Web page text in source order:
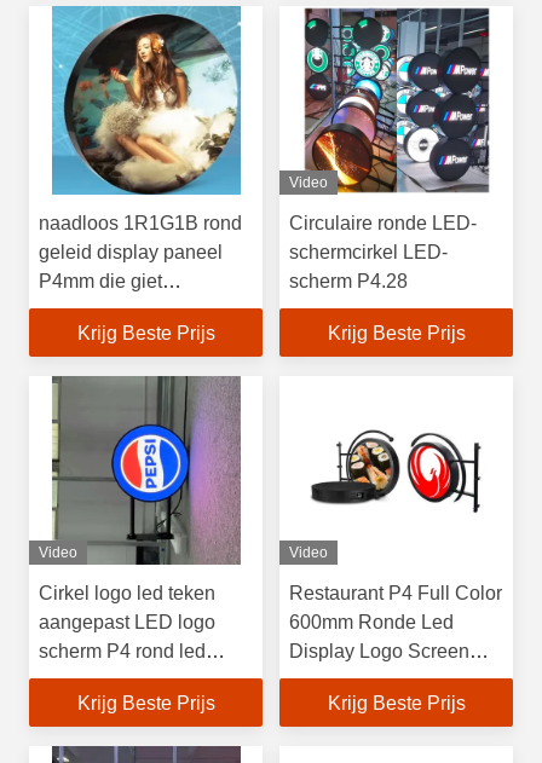
naadloos 1R1G1B rond
geleid display paneel
P4mm die giet
aluminium
Krijg Beste Prijs
Video
Circulaire ronde LED-
schermcirkel LED-
scherm P4.28
Krijg Beste Prijs
Video
Cirkel logo led teken
aangepast LED logo
scherm P4 rond led
display
Krijg Beste Prijs
Video
Restaurant P4 Full Color
600mm Ronde Led
Display Logo Screen
Panel Board
Krijg Beste Prijs